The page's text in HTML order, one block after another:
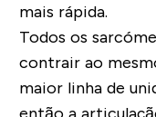
mais rápida.
Todos os
contrair ao
maior linha de
então a